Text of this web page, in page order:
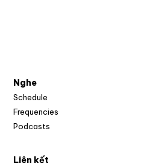
Nghe
Schedule
Frequencies
Podcasts
Liên kết